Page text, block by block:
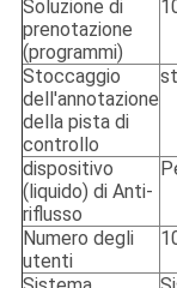
Soluzione di
prenotazione
(programmi)
Stoccaggio
dell'annotazione
della pista di
controllo
dispositivo
(liquido) di Anti-
riflusso
Numero degli
utenti